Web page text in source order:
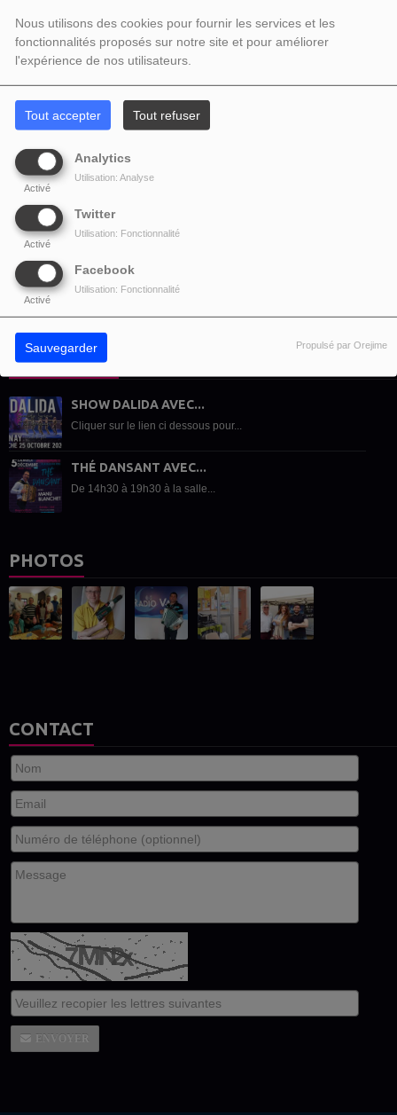
Nous utilisons des cookies pour fournir les services et les
fonctionnalités proposés sur notre site et pour améliorer
l'expérience de nos utilisateurs.
Tout accepter Tout refuser
Analytics
Activé
Utilisation: Analyse
Twitter
Activé
Utilisation: Fonctionnalité
Facebook
Activé
Utilisation: Fonctionnalité
Sauvegarder Propulsé par Orejime
COMMENTAIRES(0)
Vous devez être connecté pour commenter
SE CONNECTER
ACTUALITÉS
SHOW DALIDA AVEC...
Cliquer sur le lien ci dessous pour...
THÉ DANSANT AVEC...
De 14h30 à 19h30 à la salle...
PHOTOS
CONTACT
ENVOYER